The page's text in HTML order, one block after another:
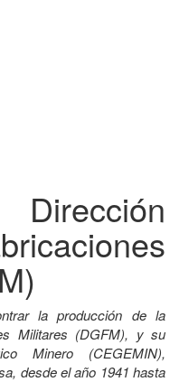
la producción de la
Militares (DGFM), y su
Minero (CEGEMIN),
desde el año 1941 hasta